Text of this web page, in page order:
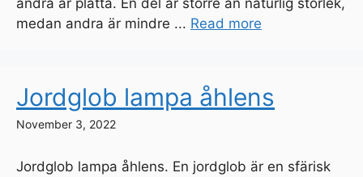
medan andra är mindre ... Read more
Jordglob lampa åhlens
November 3, 2022
Jordglob lampa åhlens. En jordglob är en sfärisk